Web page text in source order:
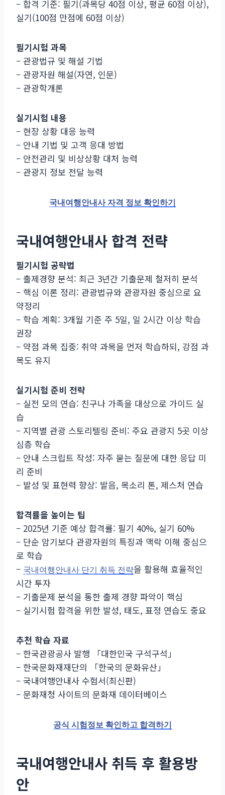
– 합격 기준: 필기(과목당 40점 이상, 평균 60점 이상),
실기(100점 만점에 60점 이상)
필기시험 과목
– 관광법규 및 해설 기법
– 관광자원 해설(자연, 인문)
– 관광학개론
실기시험 내용
– 현장 상황 대응 능력
– 안내 기법 및 고객 응대 방법
– 안전관리 및 비상상황 대처 능력
– 관광지 정보 전달 능력
국내여행안내사 자격 정보 확인하기
국내여행안내사 합격 전략
필기시험 공략법
– 출제경향 분석: 최근 3년간 기출문제 철저히 분석
– 핵심 이론 정리: 관광법규와 관광자원 중심으로 요
약정리
– 학습 계획: 3개월 기준 주 5일, 일 2시간 이상 학습
권장
– 약점 과목 집중: 취약 과목을 먼저 학습하되, 강점 과
목도 유지
실기시험 준비 전략
– 실전 모의 연습: 친구나 가족을 대상으로 가이드 실
습
– 지역별 관광 스토리텔링 준비: 주요 관광지 5곳 이상
심층 학습
– 안내 스크립트 작성: 자주 묻는 질문에 대한 응답 미
리 준비
– 발성 및 표현력 향상: 발음, 목소리 톤, 제스처 연습
합격률을 높이는 팁
– 2025년 기준 예상 합격률: 필기 40%, 실기 60%
– 단순 암기보다 관광자원의 특징과 맥락 이해 중심으
로 학습
– 국내여행안내사 단기 취득 전략을 활용해 효율적인
시간 투자
– 기출문제 분석을 통한 출제 경향 파악이 핵심
– 실기시험 합격을 위한 발성, 태도, 표정 연습도 중요
추천 학습 자료
– 한국관광공사 발행 「대한민국 구석구석」
– 한국문화재재단의 「한국의 문화유산」
– 국내여행안내사 수험서(최신판)
– 문화재청 사이트의 문화재 데이터베이스
공식 시험정보 확인하고 합격하기
국내여행안내사 취득 후 활용방
안